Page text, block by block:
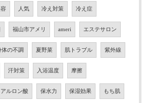
人気 冷え対策 冷え症
福山市アメリ ameri エステサロン
体の不調 夏野菜 肌トラブル 紫外線
汗対策 入浴温度 摩擦
アルロン酸 保水力 保湿効果 もち肌